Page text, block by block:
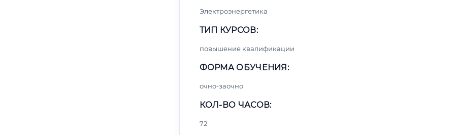
Электроэнергетика
ТИП КУРСОВ:
повышение квалификации
ФОРМА ОБУЧЕНИЯ:
очно-заочно
КОЛ-ВО ЧАСОВ:
72